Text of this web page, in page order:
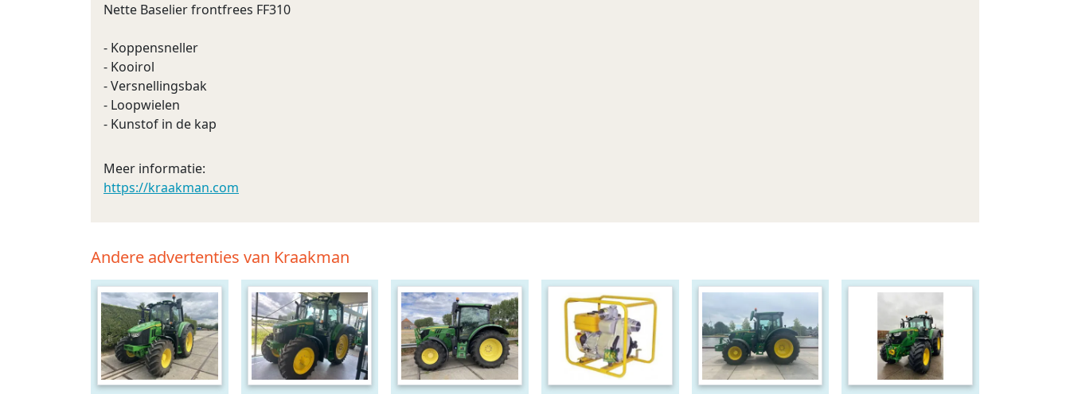
Nette Baselier frontfrees FF310
- Koppensneller
- Kooirol
- Versnellingsbak
- Loopwielen
- Kunstof in de kap
Meer informatie:
https://kraakman.com
Andere advertenties van Kraakman